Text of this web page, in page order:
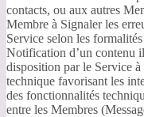
contacts, ou aux autres
Membre à Signaler les
Service selon les
Notification d’un contenu
disposition par le Service
technique favorisant les
des fonctionnalités
entre les Membres